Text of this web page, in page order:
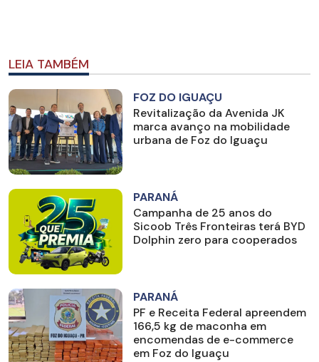
LEIA TAMBÉM
FOZ DO IGUAÇU
Revitalização da Avenida JK
marca avanço na mobilidade
urbana de Foz do Iguaçu
PARANÁ
Campanha de 25 anos do
Sicoob Três Fronteiras terá BYD
Dolphin zero para cooperados
PARANÁ
PF e Receita Federal apreendem
166,5 kg de maconha em
encomendas de e-commerce
em Foz do Iguaçu